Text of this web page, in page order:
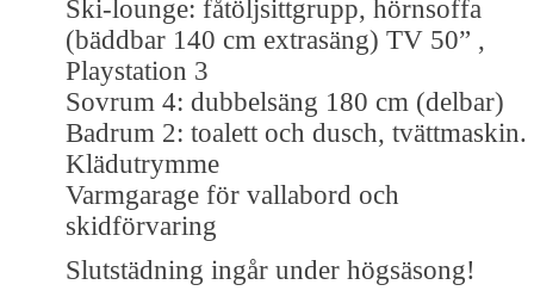
Ski-lounge: fåtöljsittgrupp, hörnsoffa
(bäddbar 140 cm extrasäng) TV 50” ,
Playstation 3
Sovrum 4: dubbelsäng 180 cm (delbar)
Badrum 2: toalett och dusch, tvättmaskin.
Klädutrymme
Varmgarage för vallabord och
skidförvaring
Slutstädning ingår under högsäsong!